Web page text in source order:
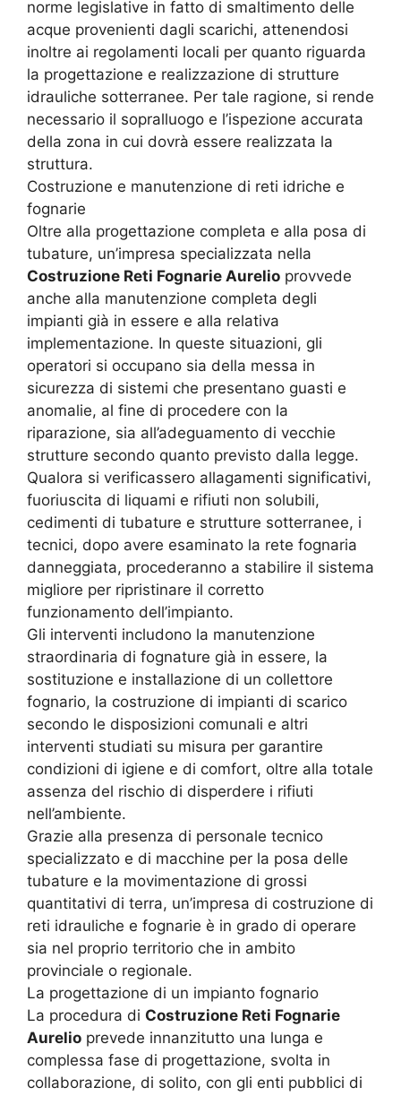
norme legislative in fatto di smaltimento delle
acque provenienti dagli scarichi, attenendosi
inoltre ai regolamenti locali per quanto riguarda
la progettazione e realizzazione di strutture
idrauliche sotterranee. Per tale ragione, si rende
necessario il sopralluogo e l’ispezione accurata
della zona in cui dovrà essere realizzata la
struttura.
Costruzione e manutenzione di reti idriche e
fognarie
Oltre alla progettazione completa e alla posa di
tubature, un’impresa specializzata nella
Costruzione Reti Fognarie Aurelio provvede
anche alla manutenzione completa degli
impianti già in essere e alla relativa
implementazione. In queste situazioni, gli
operatori si occupano sia della messa in
sicurezza di sistemi che presentano guasti e
anomalie, al fine di procedere con la
riparazione, sia all’adeguamento di vecchie
strutture secondo quanto previsto dalla legge.
Qualora si verificassero allagamenti significativi,
fuoriuscita di liquami e rifiuti non solubili,
cedimenti di tubature e strutture sotterranee, i
tecnici, dopo avere esaminato la rete fognaria
danneggiata, procederanno a stabilire il sistema
migliore per ripristinare il corretto
funzionamento dell’impianto.
Gli interventi includono la manutenzione
straordinaria di fognature già in essere, la
sostituzione e installazione di un collettore
fognario, la costruzione di impianti di scarico
secondo le disposizioni comunali e altri
interventi studiati su misura per garantire
condizioni di igiene e di comfort, oltre alla totale
assenza del rischio di disperdere i rifiuti
nell’ambiente.
Grazie alla presenza di personale tecnico
specializzato e di macchine per la posa delle
tubature e la movimentazione di grossi
quantitativi di terra, un’impresa di costruzione di
reti idrauliche e fognarie è in grado di operare
sia nel proprio territorio che in ambito
provinciale o regionale.
La progettazione di un impianto fognario
La procedura di Costruzione Reti Fognarie
Aurelio prevede innanzitutto una lunga e
complessa fase di progettazione, svolta in
collaborazione, di solito, con gli enti pubblici di